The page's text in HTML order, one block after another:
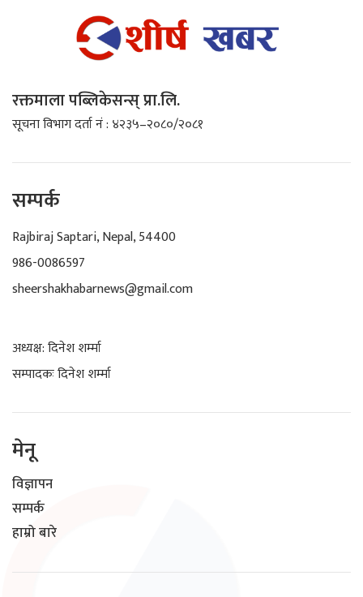
रक्तमाला पब्लिकेसन्स् प्रा.लि.
सूचना विभाग दर्ता नं : ४२३५–२०८०/२०८१
सम्पर्क
Rajbiraj Saptari, Nepal, 54400
986-0086597
sheershakhabarnews@gmail.com
अध्यक्ष: दिनेश शर्म्मा
सम्पादकः दिनेश शर्म्मा
मेनू
विज्ञापन
सम्पर्क
हाम्रो बारे